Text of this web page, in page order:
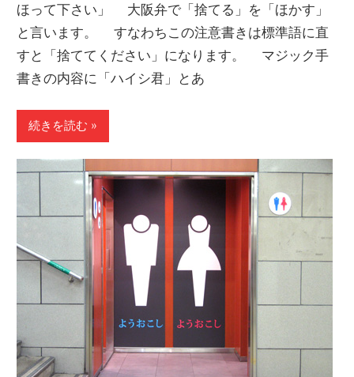
ほって下さい」 大阪弁で「捨てる」を「ほかす」
と言います。 すなわちこの注意書きは標準語に直
すと「捨ててください」になります。 マジック手
書きの内容に「ハイシ君」とあ
続きを読む